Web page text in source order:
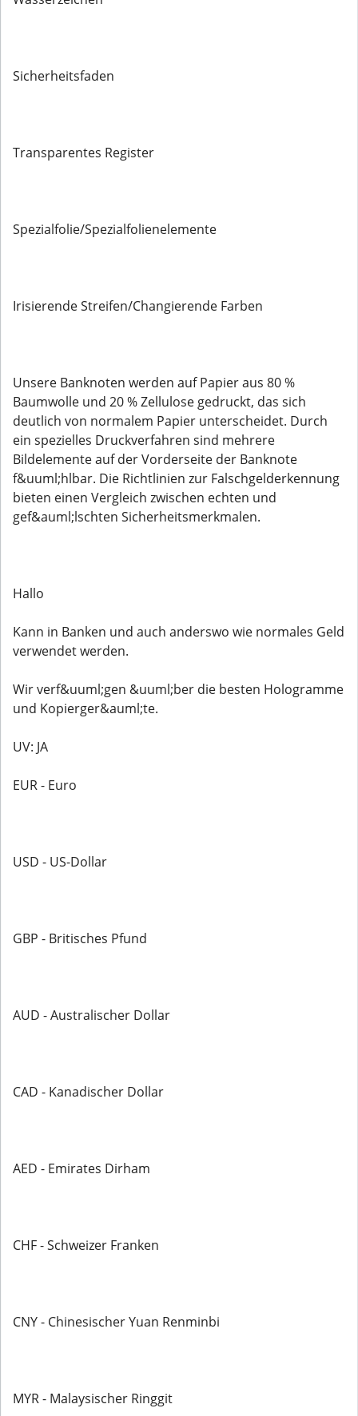
Sicherheitsfaden
Transparentes Register
Spezialfolie/Spezialfolienelemente
Irisierende Streifen/Changierende Farben
Unsere Banknoten werden auf Papier aus 80 %
Baumwolle und 20 % Zellulose gedruckt, das sich
deutlich von normalem Papier unterscheidet. Durch
ein spezielles Druckverfahren sind mehrere
Bildelemente auf der Vorderseite der Banknote
f&uuml;hlbar. Die Richtlinien zur Falschgelderkennung
bieten einen Vergleich zwischen echten und
gef&auml;lschten Sicherheitsmerkmalen.
Hallo
Kann in Banken und auch anderswo wie normales Geld
verwendet werden.
Wir verf&uuml;gen &uuml;ber die besten Hologramme
und Kopierger&auml;te.
UV: JA
EUR - Euro
USD - US-Dollar
GBP - Britisches Pfund
AUD - Australischer Dollar
CAD - Kanadischer Dollar
AED - Emirates Dirham
CHF - Schweizer Franken
CNY - Chinesischer Yuan Renminbi
MYR - Malaysischer Ringgit